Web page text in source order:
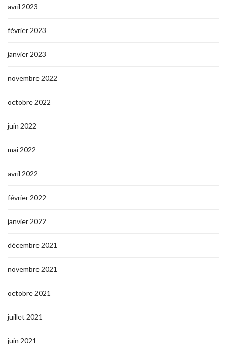
avril 2023
février 2023
janvier 2023
novembre 2022
octobre 2022
juin 2022
mai 2022
avril 2022
février 2022
janvier 2022
décembre 2021
novembre 2021
octobre 2021
juillet 2021
juin 2021